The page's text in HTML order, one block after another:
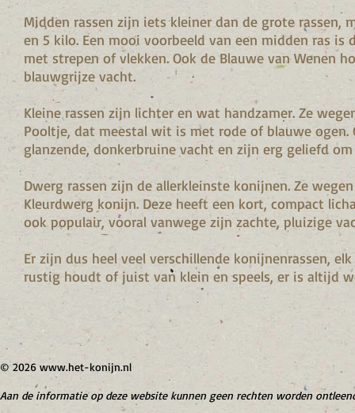
Midden rassen zijn iets kleiner dan de grote rassen,
en 5 kilo. Een mooi voorbeeld van een midden ras
met strepen of vlekken. Ook de Blauwe van Wenen
blauwgrijze vacht.
Kleine rassen zijn lichter en wat handzamer. Ze
Pooltje, dat meestal wit is met rode of blauwe ogen.
glanzende, donkerbruine vacht en zijn erg geliefd
Dwerg rassen zijn de allerkleinste konijnen. Ze
Kleurdwerg konijn. Deze heeft een kort, compact
ook populair, vooral vanwege zijn zachte, pluizige
Er zijn dus heel veel verschillende konijnenrassen,
rustig houdt of juist van klein en speels, er is altijd
© 2026 www.het-konijn.nl
Aan de informatie op deze website kunnen geen rechten worden